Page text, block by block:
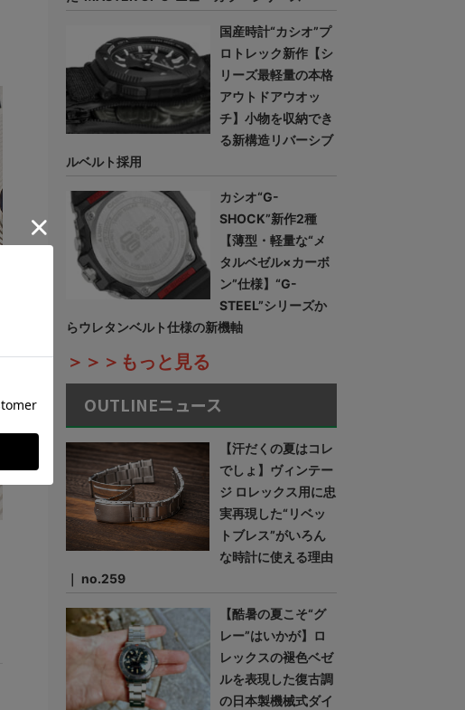
国産時計“カシオ”プ
ロトレック新作【シ
リーズ最軽量の本格
アウトドアウオッ
チ】小物を収納でき
る新構造リバーシブ
ルベルト採用
カシオ“G-
SHOCK”新作2種
【薄型・軽量な“メ
タルベゼル×カーボ
ン”仕様】“G-
STEEL”シリーズか
らウレタンベルト仕様の新機軸
＞＞＞もっと見る
OUTLINEニュース
【汗だくの夏はコレ
でしょ】ヴィンテー
ジ ロレックス用に忠
実再現した“リベッ
トブレス”がいろん
な時計に使える理由
｜ no.259
【酷暑の夏こそ“グ
レー”はいかが】ロ
レックスの褪色ベゼ
ルを表現した復古調
の日本製機械式ダイ